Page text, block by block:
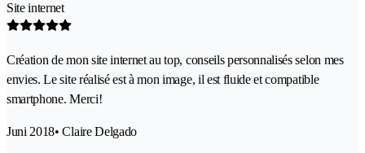
Site internet
Création de mon site internet au top, conseils personnalisés selon mes
envies. Le site réalisé est à mon image, il est fluide et compatible
smartphone. Merci!
Juni 2018• Claire Delgado